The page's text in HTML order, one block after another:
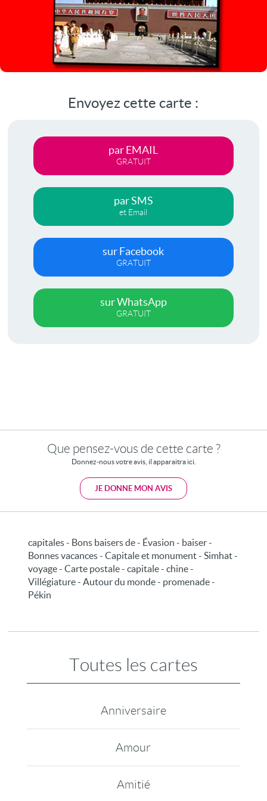
Envoyez cette carte :
par EMAIL
GRATUIT
par SMS
et Email
sur Facebook
GRATUIT
sur WhatsApp
GRATUIT
Que pensez-vous de cette carte ?
Donnez-nous votre avis, il apparaitra ici.
JE DONNE MON AVIS
capitales - Bons baisers de - Évasion - baiser -
Bonnes vacances - Capitale et monument - Simhat -
voyage - Carte postale - capitale - chine -
Villégiature - Autour du monde - promenade -
Pékin
Toutes les cartes
Anniversaire
Amour
Amitié